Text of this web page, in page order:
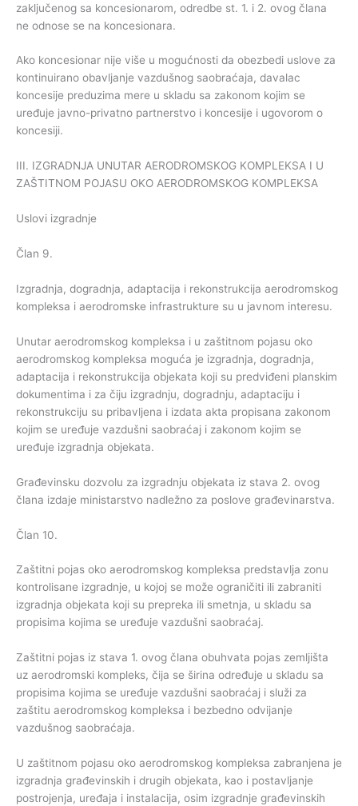
zaključenog sa koncesionarom, odredbe st. 1. i 2. ovog člana
ne odnose se na koncesionara.
Ako koncesionar nije više u mogućnosti da obezbedi uslove za
kontinuirano obavljanje vazdušnog saobraćaja, davalac
koncesije preduzima mere u skladu sa zakonom kojim se
uređuje javno-privatno partnerstvo i koncesije i ugovorom o
koncesiji.
III. IZGRADNJA UNUTAR AERODROMSKOG KOMPLEKSA I U
ZAŠTITNOM POJASU OKO AERODROMSKOG KOMPLEKSA
Uslovi izgradnje
Član 9.
Izgradnja, dogradnja, adaptacija i rekonstrukcija aerodromskog
kompleksa i aerodromske infrastrukture su u javnom interesu.
Unutar aerodromskog kompleksa i u zaštitnom pojasu oko
aerodromskog kompleksa moguća je izgradnja, dogradnja,
adaptacija i rekonstrukcija objekata koji su predviđeni planskim
dokumentima i za čiju izgradnju, dogradnju, adaptaciju i
rekonstrukciju su pribavljena i izdata akta propisana zakonom
kojim se uređuje vazdušni saobraćaj i zakonom kojim se
uređuje izgradnja objekata.
Građevinsku dozvolu za izgradnju objekata iz stava 2. ovog
člana izdaje ministarstvo nadležno za poslove građevinarstva.
Član 10.
Zaštitni pojas oko aerodromskog kompleksa predstavlja zonu
kontrolisane izgradnje, u kojoj se može ograničiti ili zabraniti
izgradnja objekata koji su prepreka ili smetnja, u skladu sa
propisima kojima se uređuje vazdušni saobraćaj.
Zaštitni pojas iz stava 1. ovog člana obuhvata pojas zemljišta
uz aerodromski kompleks, čija se širina određuje u skladu sa
propisima kojima se uređuje vazdušni saobraćaj i služi za
zaštitu aerodromskog kompleksa i bezbedno odvijanje
vazdušnog saobraćaja.
U zaštitnom pojasu oko aerodromskog kompleksa zabranjena je
izgradnja građevinskih i drugih objekata, kao i postavljanje
postrojenja, uređaja i instalacija, osim izgradnje građevinskih